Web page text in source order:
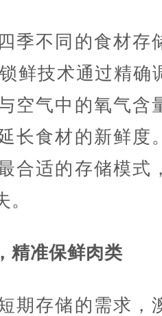
季不同的食材存
鲜技术通过精确
空气中的氧气含
长食材的新鲜度
合适的存储模式
精准保鲜肉类
期存储的需求，